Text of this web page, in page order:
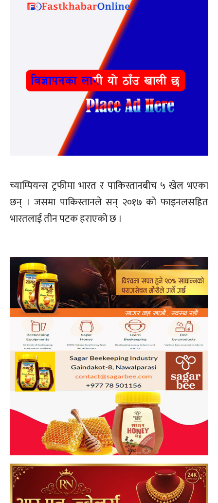
च्याम्पियन्स ट्रफीमा भारत र पाकिस्तानबीच ५ खेल भएका
छन् । जसमा पाकिस्तानले सन् २०१७ को फाइनलसहित
भारतलाई तीन पटक हराएको छ ।